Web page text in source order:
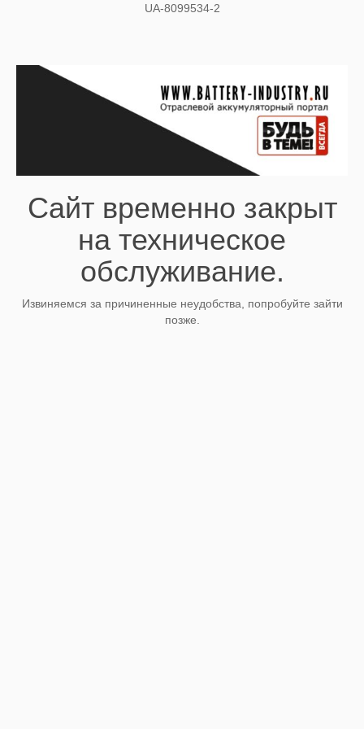
UA-8099534-2
Сайт временно закрыт
на техническое
обслуживание.
Извиняемся за причиненные неудобства, попробуйте зайти
позже.